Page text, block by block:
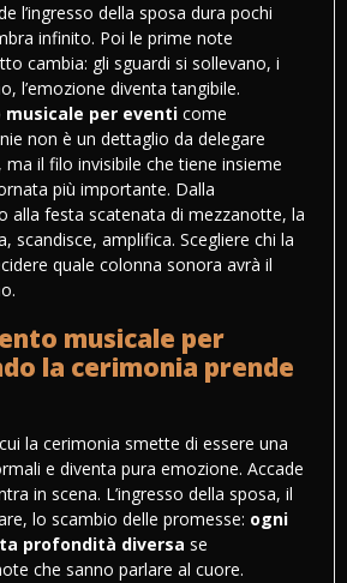
l’ingresso della sposa dura pochi
infinito. Poi le prime note
cambia: gli sguardi si sollevano, i
l’emozione diventa tangibile.
per eventi come
non è un dettaglio da delegare
il filo invisibile che tiene insieme
più importante. Dalla
alla festa scatenata di mezzanotte, la
scandisce, amplifica. Scegliere chi la
quale colonna sonora avrà il
musicale per
la cerimonia prende
la cerimonia smette di essere una
e diventa pura emozione. Accade
in scena. L’ingresso della sposa, il
lo scambio delle promesse: ogni
profondità diversa se
che sanno parlare al cuore.